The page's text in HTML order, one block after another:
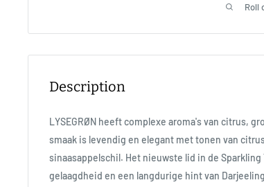
Roll
Description
LYSEGRØN heeft complexe aroma's van citrus,
smaak is levendig en elegant met tonen van
sinaasappelschil. Het nieuwste lid in de
gelaagdheid en een langdurige hint van